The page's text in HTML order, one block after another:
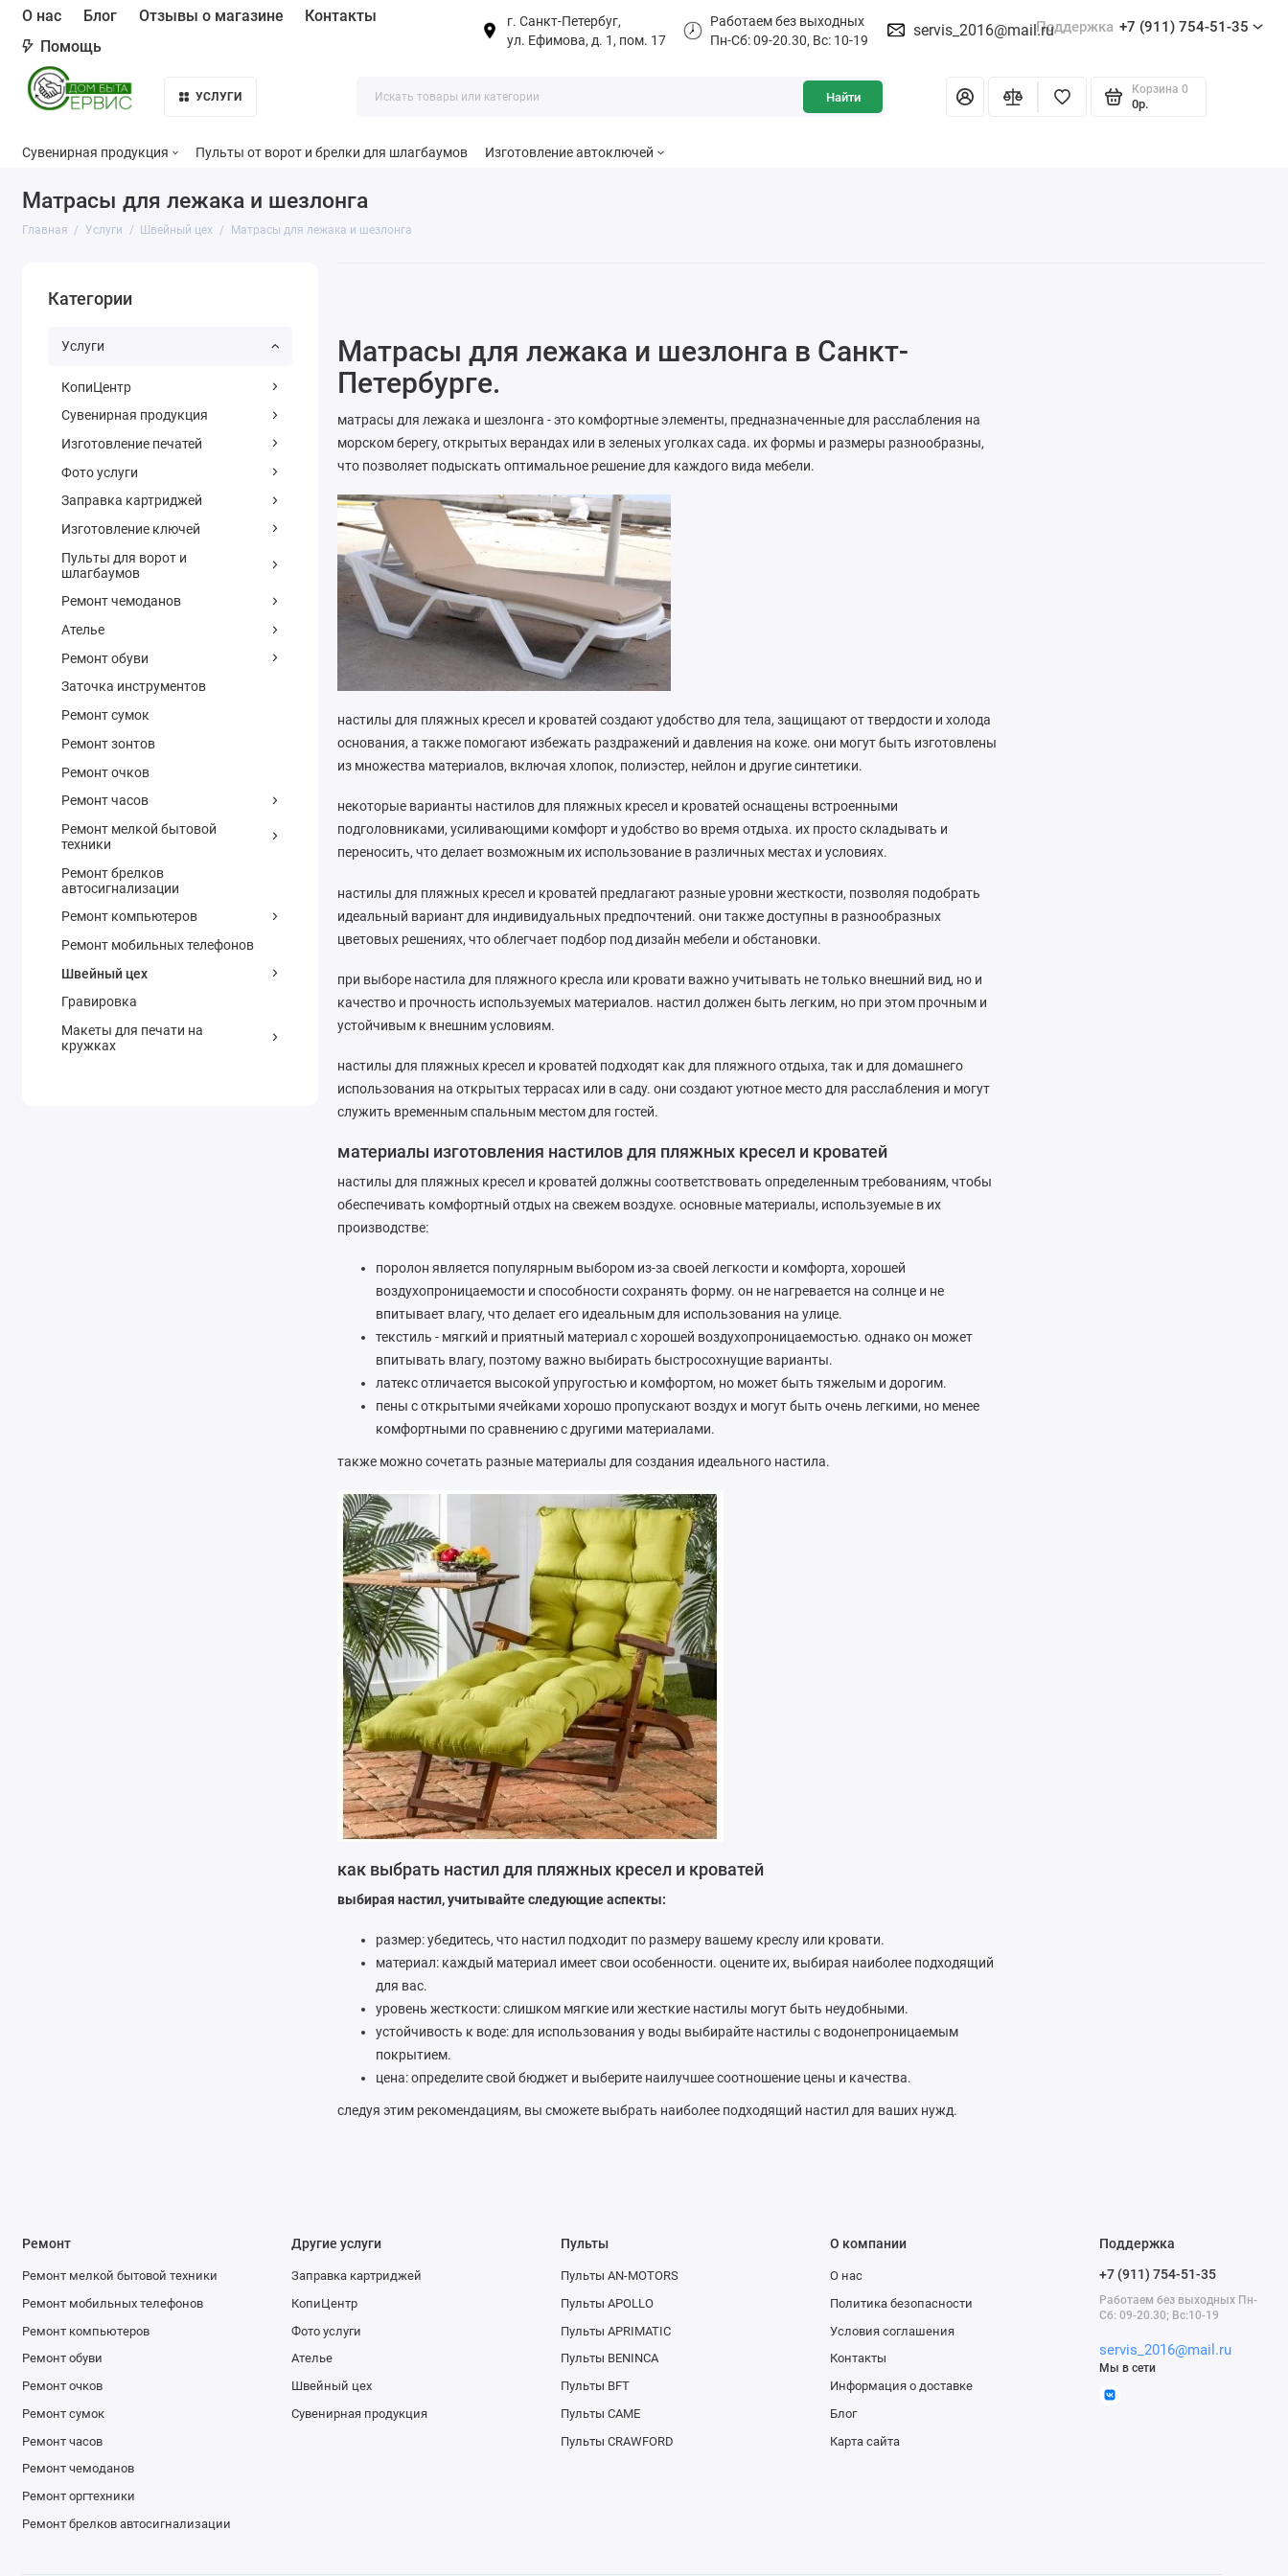
О нас Блог Отзывы о магазине
Контакты
Помощь
г. Санкт-Петербуг,
ул. Ефимова, д. 1, пом. 17
Работаем без выходных
Пн-Сб: 09-20.30, Вс: 10-19
servis_2016@mail.ruПоддержка +7 (911) 754-51-35
УСЛУГИ Найти
Корзина 0
0р.
Сувенирная продукция Пульты от ворот и брелки для шлагбаумов Изготовление автоключей
Матрасы для лежака и шезлонга
Главная Услуги Швейный цех Матрасы для лежака и шезлонга
Категории
Услуги
КопиЦентр
Сувенирная продукция
Изготовление печатей
Фото услуги
Заправка картриджей
Изготовление ключей
Пульты для ворот и
шлагбаумов
Ремонт чемоданов
Ателье
Ремонт обуви
Заточка инструментов
Ремонт сумок
Ремонт зонтов
Ремонт очков
Ремонт часов
Ремонт мелкой бытовой
техники
Ремонт брелков
автосигнализации
Ремонт компьютеров
Ремонт мобильных телефонов
Швейный цех
Гравировка
Макеты для печати на
кружках
Матрасы для лежака и шезлонга в Санкт-
Петербурге.
матрасы для лежака и шезлонга - это комфортные элементы, предназначенные для расслабления на
морском берегу, открытых верандах или в зеленых уголках сада. их формы и размеры разнообразны,
что позволяет подыскать оптимальное решение для каждого вида мебели.
настилы для пляжных кресел и кроватей создают удобство для тела, защищают от твердости и холода
основания, а также помогают избежать раздражений и давления на коже. они могут быть изготовлены
из множества материалов, включая хлопок, полиэстер, нейлон и другие синтетики.
некоторые варианты настилов для пляжных кресел и кроватей оснащены встроенными
подголовниками, усиливающими комфорт и удобство во время отдыха. их просто складывать и
переносить, что делает возможным их использование в различных местах и условиях.
настилы для пляжных кресел и кроватей предлагают разные уровни жесткости, позволяя подобрать
идеальный вариант для индивидуальных предпочтений. они также доступны в разнообразных
цветовых решениях, что облегчает подбор под дизайн мебели и обстановки.
при выборе настила для пляжного кресла или кровати важно учитывать не только внешний вид, но и
качество и прочность используемых материалов. настил должен быть легким, но при этом прочным и
устойчивым к внешним условиям.
настилы для пляжных кресел и кроватей подходят как для пляжного отдыха, так и для домашнего
использования на открытых террасах или в саду. они создают уютное место для расслабления и могут
служить временным спальным местом для гостей.
материалы изготовления настилов для пляжных кресел и кроватей
настилы для пляжных кресел и кроватей должны соответствовать определенным требованиям, чтобы
обеспечивать комфортный отдых на свежем воздухе. основные материалы, используемые в их
производстве:
поролон является популярным выбором из-за своей легкости и комфорта, хорошей
воздухопроницаемости и способности сохранять форму. он не нагревается на солнце и не
впитывает влагу, что делает его идеальным для использования на улице.
текстиль - мягкий и приятный материал с хорошей воздухопроницаемостью. однако он может
впитывать влагу, поэтому важно выбирать быстросохнущие варианты.
латекс отличается высокой упругостью и комфортом, но может быть тяжелым и дорогим.
пены с открытыми ячейками хорошо пропускают воздух и могут быть очень легкими, но менее
комфортными по сравнению с другими материалами.
также можно сочетать разные материалы для создания идеального настила.
как выбрать настил для пляжных кресел и кроватей
выбирая настил, учитывайте следующие аспекты:
размер: убедитесь, что настил подходит по размеру вашему креслу или кровати.
материал: каждый материал имеет свои особенности. оцените их, выбирая наиболее подходящий
для вас.
уровень жесткости: слишком мягкие или жесткие настилы могут быть неудобными.
устойчивость к воде: для использования у воды выбирайте настилы с водонепроницаемым
покрытием.
цена: определите свой бюджет и выберите наилучшее соотношение цены и качества.
следуя этим рекомендациям, вы сможете выбрать наиболее подходящий настил для ваших нужд.
Ремонт
Ремонт мелкой бытовой техники
Ремонт мобильных телефонов
Ремонт компьютеров
Ремонт обуви
Ремонт очков
Ремонт сумок
Ремонт часов
Ремонт чемоданов
Ремонт оргтехники
Ремонт брелков автосигнализации
Другие услуги
Заправка картриджей
КопиЦентр
Фото услуги
Ателье
Швейный цех
Сувенирная продукция
Пульты
Пульты AN-MOTORS
Пульты APOLLO
Пульты APRIMATIC
Пульты BENINCA
Пульты BFT
Пульты CAME
Пульты CRAWFORD
О компании
О нас
Политика безопасности
Условия соглашения
Контакты
Информация о доставке
Блог
Карта сайта
Поддержка
+7 (911) 754-51-35
Работаем без выходных Пн-
Сб: 09-20.30; Вс:10-19
servis_2016@mail.ru
Мы в сети